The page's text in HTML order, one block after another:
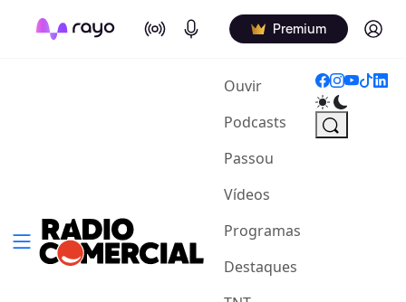
On Air Podcasts Premium Log in
Ouvir(current)
Podcasts
Passou
Vídeos
Programas
Destaques